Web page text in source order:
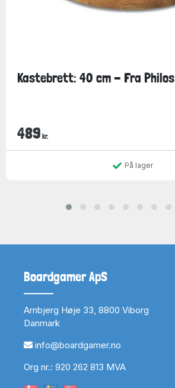
Kastebrett: 40 cm - Fra Philos
489 kr.
På lager
Boardgamer ApS
Arnbjerg Høje 33, 8800 Viborg
Danmark
info@boardgamer.no
Org nr.: 920 262 813 MVA